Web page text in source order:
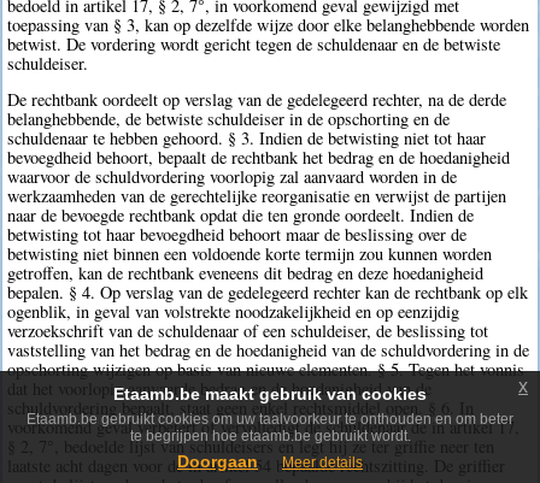
bedoeld in artikel 17, § 2, 7°, in voorkomend geval gewijzigd met
toepassing van § 3, kan op dezelfde wijze door elke belanghebbende worden
betwist. De vordering wordt gericht tegen de schuldenaar en de betwiste
schuldeiser.
De rechtbank oordeelt op verslag van de gedelegeerd rechter, na de derde
belanghebbende, de betwiste schuldeiser in de opschorting en de
schuldenaar te hebben gehoord. § 3. Indien de betwisting niet tot haar
bevoegdheid behoort, bepaalt de rechtbank het bedrag en de hoedanigheid
waarvoor de schuldvordering voorlopig zal aanvaard worden in de
werkzaamheden van de gerechtelijke reorganisatie en verwijst de partijen
naar de bevoegde rechtbank opdat die ten gronde oordeelt. Indien de
betwisting tot haar bevoegdheid behoort maar de beslissing over de
betwisting niet binnen een voldoende korte termijn zou kunnen worden
getroffen, kan de rechtbank eveneens dit bedrag en deze hoedanigheid
bepalen. § 4. Op verslag van de gedelegeerd rechter kan de rechtbank op elk
ogenblik, in geval van volstrekte noodzakelijkheid en op eenzijdig
verzoekschrift van de schuldenaar of een schuldeiser, de beslissing tot
vaststelling van het bedrag en de hoedanigheid van de schuldvordering in de
opschorting wijzigen op basis van nieuwe elementen. § 5. Tegen het vonnis
dat het voorlopig aanvaarde bedrag en de hoedanigheid van de
schuldvordering bepaalt, staat geen enkel rechtsmiddel open. § 6. In
voorkomend geval verbetert of vervolledigt de schuldenaar de in artikel 17,
§ 2, 7°, bedoelde lijst van schuldeisers en legt hij ze ter griffie neer ten
laatste acht dagen voor de in artikel 54 bepaalde rechtszitting. De griffier
Etaamb.be maakt gebruik van cookies
Etaamb.be gebruikt cookies om uw taalvoorkeur te onthouden en om beter
te begrijpen hoe etaamb.be gebruikt wordt.
Doorgaan Meer details
x